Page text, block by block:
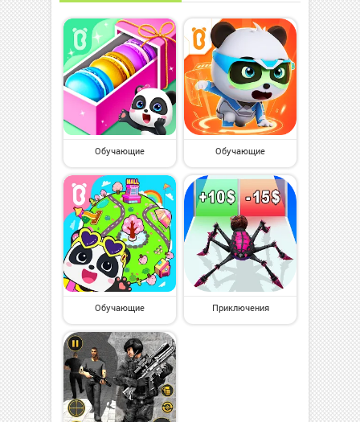
Обучающие Обучающие
Обучающие Приключения